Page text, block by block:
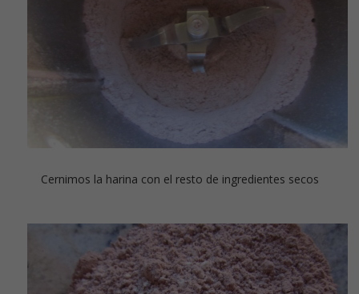
Cernimos la harina con el resto de ingredientes secos